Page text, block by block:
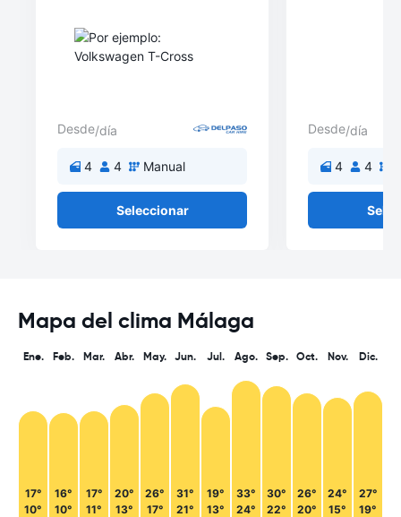
Desde/día
4 4 Manual
Seleccionar
Desde/día
4 4
Mapa del clima Málaga
Ene.
17°
10°
Feb.
16°
10°
Mar.
17°
11°
Abr.
20°
13°
May.
26°
17°
Jun.
31°
21°
Jul.
19°
13°
Ago.
33°
24°
Sep.
30°
22°
Oct.
26°
20°
Nov.
24°
15°
Dic.
27°
19°